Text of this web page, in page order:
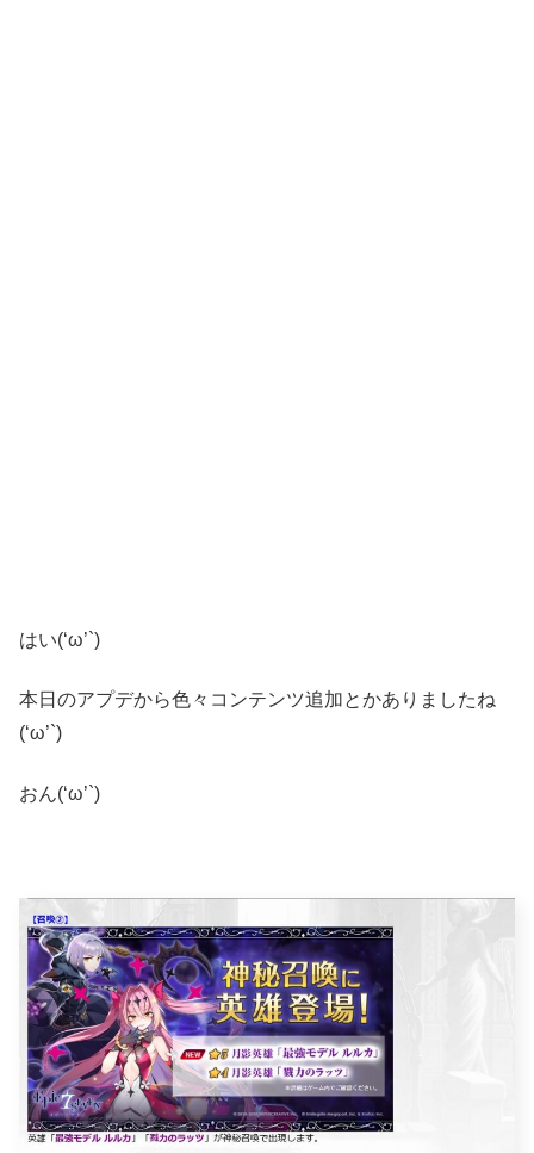
はい(‘ω’`)
本日のアプデから色々コンテンツ追加とかありましたね
(‘ω’`)
おん(‘ω’`)